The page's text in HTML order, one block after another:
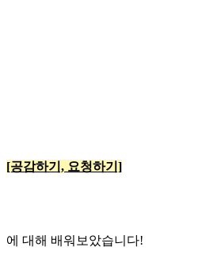
[공감하기, 요청하기]
에 대해 배워보았습니다!